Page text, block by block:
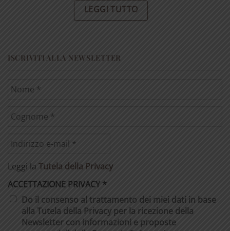
LEGGI TUTTO
ISCRIVITI ALLA NEWSLETTER
Leggi la Tutela della Privacy
ACCETTAZIONE PRIVACY *
Do il consenso al trattamento dei miei dati in base
alla Tutela della Privacy per la ricezione della
Newsletter con informazioni e proposte